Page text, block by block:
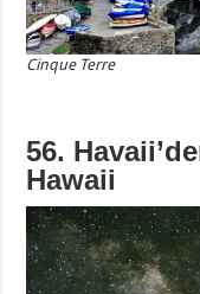
Cinque Terre
56.
Hawaii